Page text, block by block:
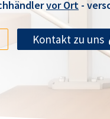
vor Ort -
Kontakt zu uns